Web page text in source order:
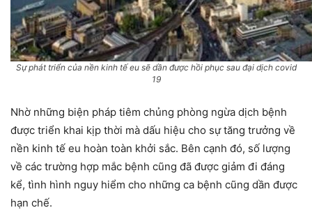
Sự phát triển của nền kinh tế eu sẽ dần được hồi phục sau đại dịch covid
19
Nhờ những biện pháp tiêm chủng phòng ngừa dịch bệnh
được triển khai kịp thời mà dấu hiệu cho sự tăng trưởng về
nền kinh tế eu hoàn toàn khởi sắc. Bên cạnh đó, số lượng
về các trường hợp mắc bệnh cũng đã được giảm đi đáng
kể, tình hình nguy hiểm cho những ca bệnh cũng dần được
hạn chế.